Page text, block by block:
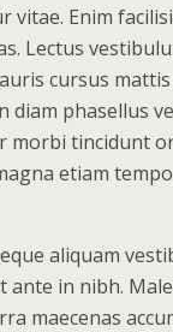
vitae. Enim
Lectus
cursus
diam phasellus
morbi tincidunt
etiam
aliquam
ante in nibh.
maecenas